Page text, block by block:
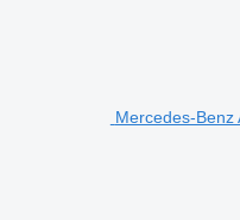
Mercedes-Benz